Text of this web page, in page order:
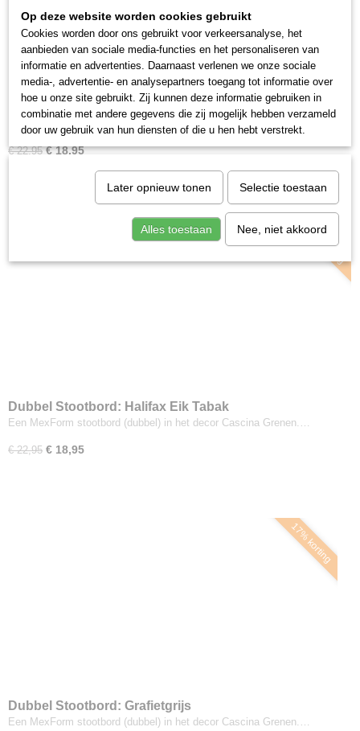
DIG PVC traprenovatie
Gelasta - Easystairs
Tapijt
Renovatie met Laminaat
Trapmatten
Dubbel Stootbord: Leisteen
Een MexForm stootbord (dubbel) in het decor Cascina Grenen.…
€ 22,95 € 18,95
17% korting
Dubbel Stootbord: Halifax Eik Tabak
Een MexForm stootbord (dubbel) in het decor Cascina Grenen.…
€ 22,95 € 18,95
17% korting
Dubbel Stootbord: Grafietgrijs
Een MexForm stootbord (dubbel) in het decor Cascina Grenen.…
Op deze website worden cookies gebruikt
Cookies worden door ons gebruikt voor verkeersanalyse, het
aanbieden van sociale media-functies en het personaliseren van
informatie en advertenties. Daarnaast verlenen we onze sociale
media-, advertentie- en analysepartners toegang tot informatie over
hoe u onze site gebruikt. Zij kunnen deze informatie gebruiken in
combinatie met andere gegevens die zij mogelijk hebben verzameld
door uw gebruik van hun diensten of die u hen hebt verstrekt.
Later opnieuw tonen Selectie toestaan
Alles toestaan Nee, niet akkoord